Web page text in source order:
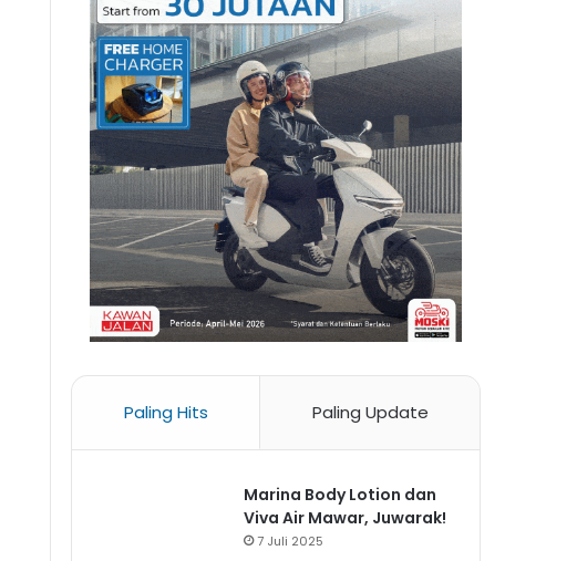
Paling Hits Paling Update
Marina Body Lotion dan
Viva Air Mawar, Juwarak!
7 Juli 2025